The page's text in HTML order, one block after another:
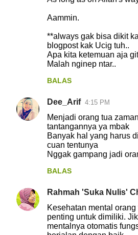
Aammin.
**always gak bisa dikit
blogpost kak Ucig tuh..
Apa kita ketemuan aja
Malah nginep ntar..
BALAS
Dee_Arif 4:15 PM
Menjadi orang tua
tantangannya ya mbak
Banyak hal yang harus
cuan tentunya
Nggak gampang jadi
BALAS
Rahmah 'Suka Nulis'
Kesehatan mental
penting untuk dimiliki.
mentalnya otomatis